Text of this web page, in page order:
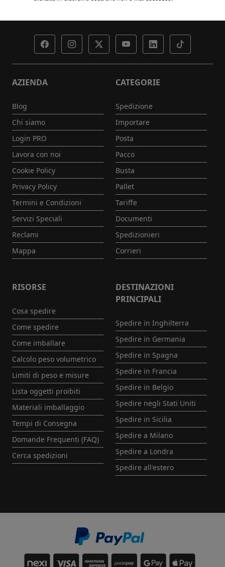
AZIENDA
Blog
Chi siamo
Login PRO
Lavora con noi
Cookie Policy
Privacy Policy
Termini e Condizioni
Servizi Speciali
Reclami
Mappa
CATEGORIE
Spedizione
Importare
Posta
Pacco
Busta
Pallet
Tariffe
Documenti
Spedizionieri
Corrieri
RISORSE
Cosa spedire
Come spedire
Come imballare
Calcolo peso volumetrico
Limiti di peso e misure
Lista oggetti proibiti
Materiali imballaggio
Tempi di Consegna
Domande Frequenti (FAQ)
Cerca spedizioni
DESTINAZIONI
PRINCIPALI
Spedire in Inghilterra
Spedire in Germania
Spedire in Spagna
Spedire in Francia
Spedire in Belgio
Spedire negli Stati Uniti
Spedire in Sicilia
Spedire a Milano
Spedire a Londra
Spedire all'estero